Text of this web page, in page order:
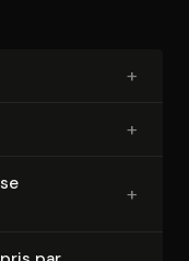
+
+
+